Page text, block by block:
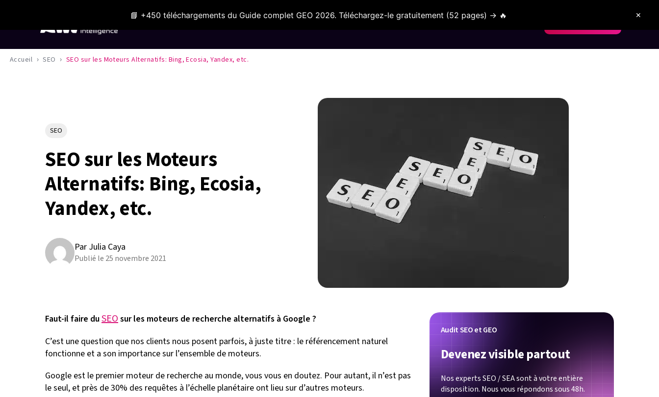
📘 +450 téléchargements du Guide complet GEO 2026. Téléchargez-le gratuitement (52 pages) → 🔥 ✕
Expertises IA & Outils Nos secteurs Ils nous font confiance
Accueil › SEO › SEO sur les Moteurs Alternatifs: Bing, Ecosia, Yandex, etc.
SEO
SEO sur les Moteurs
Alternatifs: Bing, Ecosia,
Yandex, etc.
Par Julia Caya
Publié le 25 novembre 2021
Faut-il faire duSEOsur les moteurs de recherche alternatifs à Google ?
C’est une question que nos clients nous posent parfois, à juste titre : le référencement naturel
fonctionne et a son importance sur l’ensemble de moteurs.
Google est le premier moteur de recherche au monde, vous vous en doutez. Pour autant, il n’est pas
le seul, et près de 30% des requêtes à l’échelle planétaire ont lieu sur d’autres moteurs.
Audit SEO et GEO
Devenez visible partout
Nos experts SEO / SEA sont à votre entière
disposition. Nous vous répondons sous 48h.